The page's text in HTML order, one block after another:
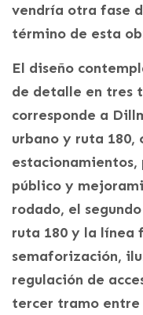
vendría otra fase
término de esta
El diseño
de detalle en tres
corresponde a
urbano y ruta 180,
público y
rodado, el
ruta 180 y la línea
semaforización,
regulación de
tercer tramo